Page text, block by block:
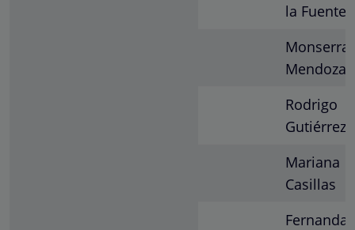
la Fuente
Monserrat
Mendoza
Rodrigo
Gutiérrez
Mariana
Casillas
Fernanda